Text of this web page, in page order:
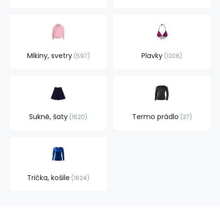
Mikiny, svetry 597 Plavky 1206
Sukně, šaty 1620 Termo prádlo 37
Trička, košile 1624